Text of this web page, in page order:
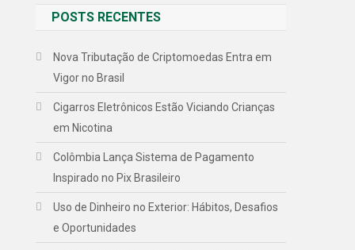
POSTS RECENTES
Nova Tributação de Criptomoedas Entra em
Vigor no Brasil
Cigarros Eletrônicos Estão Viciando Crianças
em Nicotina
Colômbia Lança Sistema de Pagamento
Inspirado no Pix Brasileiro
Uso de Dinheiro no Exterior: Hábitos, Desafios
e Oportunidades